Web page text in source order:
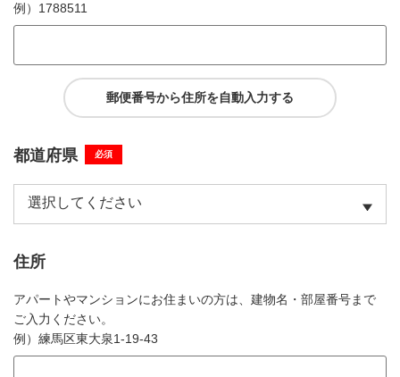
例） 1788511
郵便番号から住所を自動入力する
都道府県 必須
住所
アパートやマンションにお住まいの方は、建物名・部屋番号まで
ご入力ください。
例） 練馬区東大泉1-19-43